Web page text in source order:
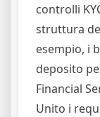
controlli
struttura
esempio, i
deposito
Financial
Unito i